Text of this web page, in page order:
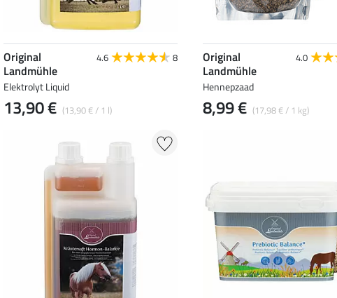
Original
Landmühle
4.6 8
Elektrolyt Liquid
13,90 € (13,90 € / 1 l)
Original
Landmühle
4.0
Hennepzaad
8,99 € (17,98 € / 1 kg)